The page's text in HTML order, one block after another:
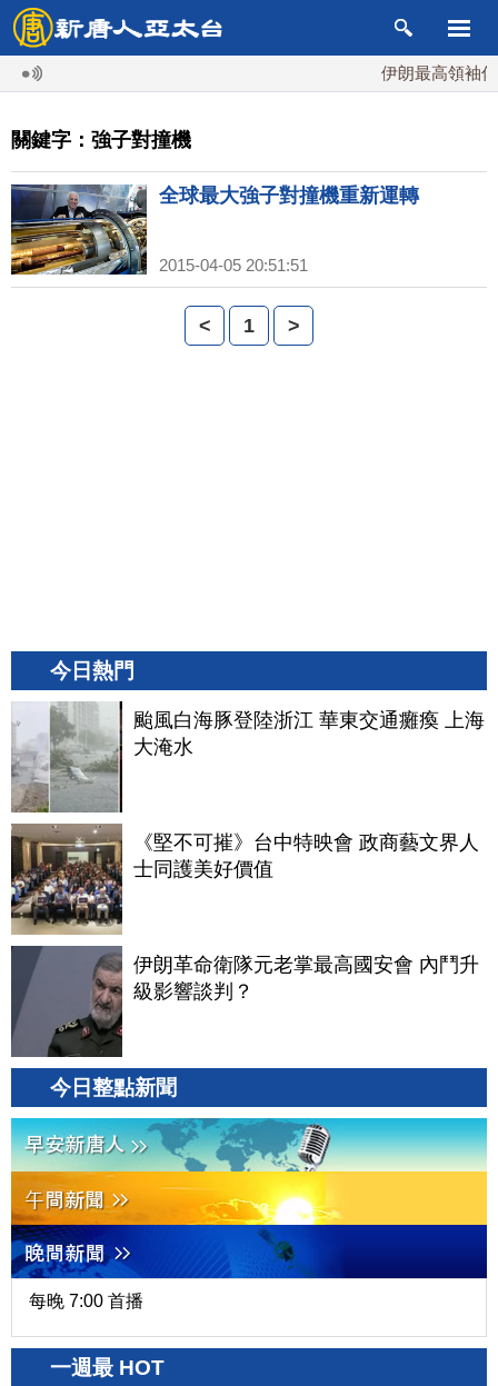
伊朗最高領袖傳
關鍵字：強子對撞機
全球最大強子對撞機重新運轉
2015-04-05 20:51:51
< 1 >
今日熱門
颱風白海豚登陸浙江 華東交通癱瘓 上海
大淹水
《堅不可摧》台中特映會 政商藝文界人
士同護美好價值
伊朗革命衛隊元老掌最高國安會 內鬥升
級影響談判？
今日整點新聞
每晚 7:00 首播
一週最 HOT